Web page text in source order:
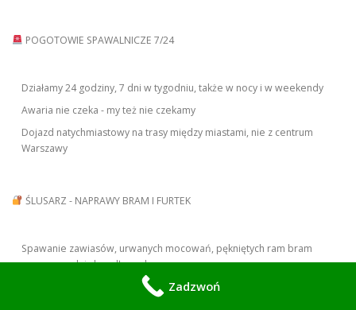
POGOTOWIE SPAWALNICZE 7/24
Działamy 24 godziny, 7 dni w tygodniu, także w nocy i w weekendy
Awaria nie czeka - my też nie czekamy
Dojazd natychmiastowy na trasy między miastami, nie z centrum
Warszawy
ŚLUSARZ - NAPRAWY BRAM I FURTEK
Spawanie zawiasów, urwanych mocowań, pękniętych ram bram
przesuwnych i skrzydłowych
Naprawa zamków, rygli, elektrozaczepów
Zadzwoń